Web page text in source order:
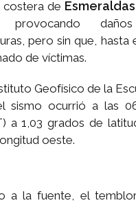
costera de Esmeraldas
provocando
pero sin que, hasta
de víctimas.
Geofísico de la
sismo ocurrió a las
a 1,03 grados de
oeste.
a la fuente, el